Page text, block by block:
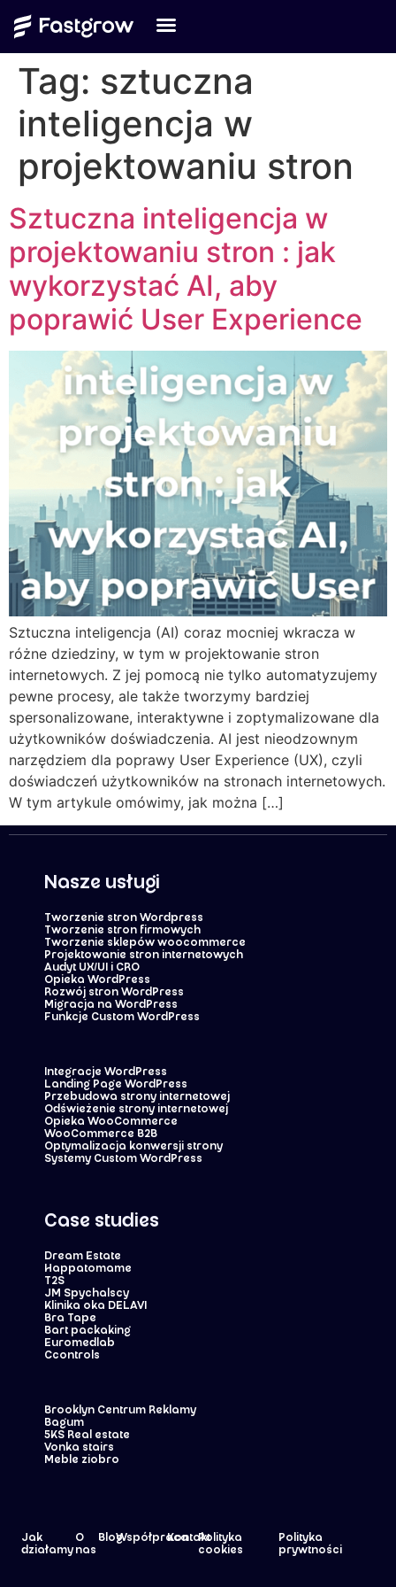
Tag: sztuczna
inteligencja w
projektowaniu stron
Sztuczna inteligencja w
projektowaniu stron : jak
wykorzystać AI, aby
poprawić User Experience
Sztuczna inteligencja (AI) coraz mocniej wkracza w
różne dziedziny, w tym w projektowanie stron
internetowych. Z jej pomocą nie tylko automatyzujemy
pewne procesy, ale także tworzymy bardziej
spersonalizowane, interaktywne i zoptymalizowane dla
użytkowników doświadczenia. AI jest nieodzownym
narzędziem dla poprawy User Experience (UX), czyli
doświadczeń użytkowników na stronach internetowych.
W tym artykule omówimy, jak można […]
Nasze usługi
Tworzenie stron Wordpress
Tworzenie stron firmowych
Tworzenie sklepów woocommerce
Projektowanie stron internetowych
Audyt UX/UI i CRO
Opieka WordPress
Rozwój stron WordPress
Migracja na WordPress
Funkcje Custom WordPress
Integracje WordPress
Landing Page WordPress
Przebudowa strony internetowej
Odświeżenie strony internetowej
Opieka WooCommerce
WooCommerce B2B
Optymalizacja konwersji strony
Systemy Custom WordPress
Case studies
Dream Estate
Happatomame
T2S
JM Spychalscy
Klinika oka DELAVI
Bra Tape
Bart packaking
Euromedlab
Ccontrols
Brooklyn Centrum Reklamy
Bagum
5KS Real estate
Vonka stairs
Meble ziobro
Jak
działamy
O
nas
BlogWspółpracaKontaktPolityka
cookies
Polityka
prywtności